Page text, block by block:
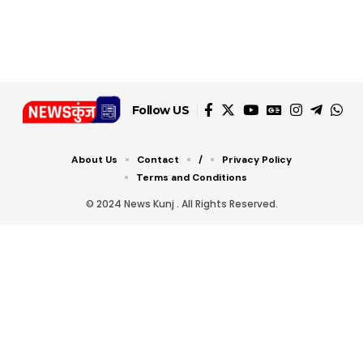
Follow US
© 2024 News Kunj . All Rights Reserved.
About Us Contact /
Privacy Policy
Terms and Conditions